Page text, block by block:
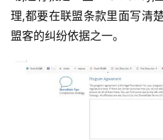
理,都要在联盟条款里面写清
盟客的纠纷依据之一。